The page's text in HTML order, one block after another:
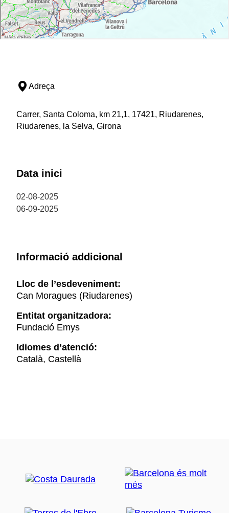
Adreça
Carrer, Santa Coloma, km 21,1, 17421, Riudarenes,
Riudarenes, la Selva, Girona
Data inici
02-08-2025
06-09-2025
Informació addicional
Lloc de l’esdeveniment:
Can Moragues (Riudarenes)
Entitat organitzadora:
Fundació Emys
Idiomes d’atenció:
Català, Castellà